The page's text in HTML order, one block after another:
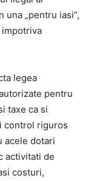
TĂU!
una „pentru iasi”,
legea
pentru
taxe ca si
control riguros
acele dotari
activitati de
costuri,